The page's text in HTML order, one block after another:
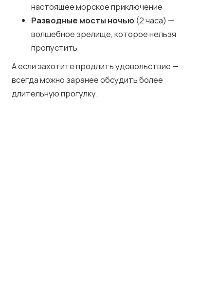
настоящее морское приключение
Разводные мосты ночью (2 часа) —
волшебное зрелище, которое нельзя
пропустить
А если захотите продлить удовольствие —
всегда можно заранее обсудить более
длительную прогулку.